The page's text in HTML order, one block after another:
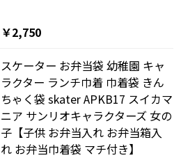
￥2,750
スケーター お弁当袋 幼稚園 キャ
ラクター ランチ巾着 巾着袋 きん
ちゃく袋 skater APKB17 スイカマ
ニア サンリオキャラクターズ 女の
子【子供 お弁当入れ お弁当箱入
れ お弁当巾着袋 マチ付き】